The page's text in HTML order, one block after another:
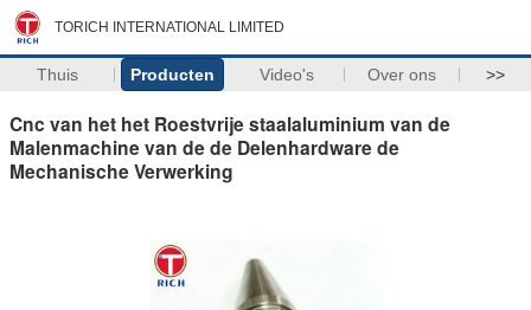
TORICH INTERNATIONAL LIMITED
Thuis Producten Video's Over ons >>
Cnc van het het Roestvrije staalaluminium van de
Malenmachine van de de Delenhardware de
Mechanische Verwerking